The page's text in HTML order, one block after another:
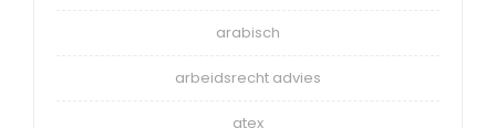
arabisch
arbeidsrecht advies
atex